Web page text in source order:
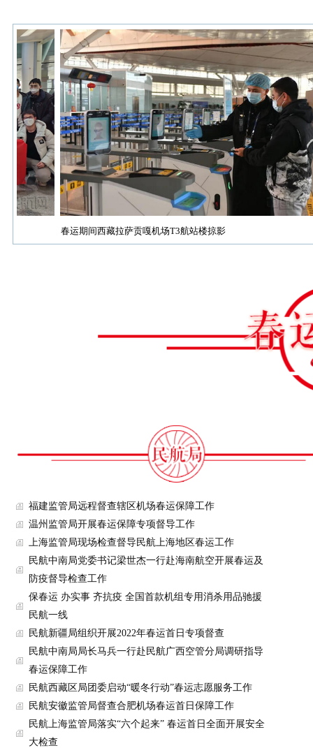
春运期间西藏拉萨贡嘎机场T3航站楼掠影
福建监管局远程督查辖区机场春运保障工作
温州监管局开展春运保障专项督导工作
上海监管局现场检查督导民航上海地区春运工作
民航中南局党委书记梁世杰一行赴海南航空开展春运及
防疫督导检查工作
保春运 办实事 齐抗疫 全国首款机组专用消杀用品驰援
民航一线
民航新疆局组织开展2022年春运首日专项督查
民航中南局局长马兵一行赴民航广西空管分局调研指导
春运保障工作
民航西藏区局团委启动“暖冬行动”春运志愿服务工作
民航安徽监管局督查合肥机场春运首日保障工作
民航上海监管局落实“六个起来” 春运首日全面开展安全
大检查